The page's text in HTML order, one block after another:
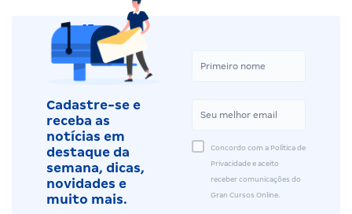
Cadastre-se e
receba as
notícias em
destaque da
semana, dicas,
novidades e
muito mais.
Concordo com a Política de
Privacidade e aceito
receber comunicações do
Gran Cursos Online.